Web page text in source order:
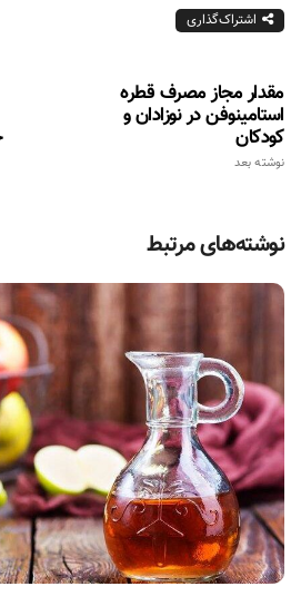
اشتراک‌گذاری
مقدار مجاز مصرف قطره
استامینوفن در نوزادان و
کودکان
نوشته بعد
نوشته‌های مرتبط